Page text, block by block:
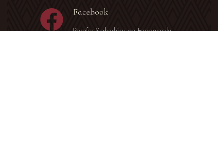
Facebook
Parafia Sobolów na Facebooku